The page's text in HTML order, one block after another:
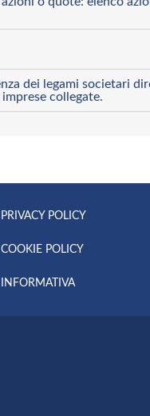
dei legami societari
collegate.
PRIVACY POLICY
COOKIE POLICY
INFORMATIVA